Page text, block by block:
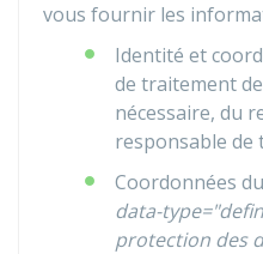
vous fournir les
Identité et
de traitement
nécessaire, du
responsable
Coordonnées du
data-
protection des